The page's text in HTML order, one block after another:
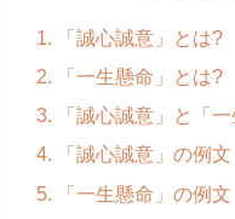
「誠心誠意」とは?
「一生懸命」とは?
「誠心誠意」と「
「誠心誠意」の例文
「一生懸命」の例文